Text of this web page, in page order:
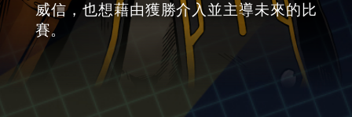
威信，也想藉由獲勝介入並主導未來的比
賽。